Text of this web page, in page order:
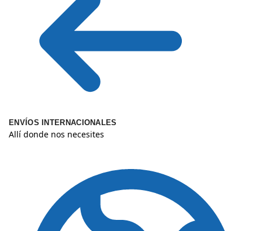
ENVÍOS INTERNACIONALES
Allí donde nos necesites